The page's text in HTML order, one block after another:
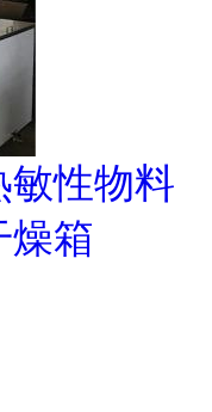
敏性物料
燥箱